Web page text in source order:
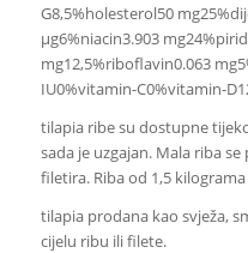
G8,5%holesterol50
µg6%niacin3.903
mg12,5%riboflavin0.063
IU0%vitamin-C0%vitamin-
tilapia ribe su dostupne
sada je uzgajan. Mala riba
filetira. Riba od 1,5
tilapia prodana kao svježa,
cijelu ribu ili filete.